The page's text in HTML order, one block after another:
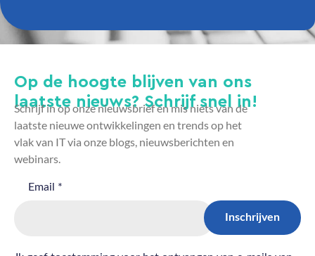
Op de hoogte blijven van ons
laatste nieuws? Schrijf snel in!
Schrijf in op onze nieuwsbrief en mis niets van de
laatste nieuwe ontwikkelingen en trends op het
vlak van IT via onze blogs, nieuwsberichten en
webinars.